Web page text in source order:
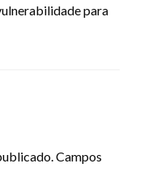
para
Campos